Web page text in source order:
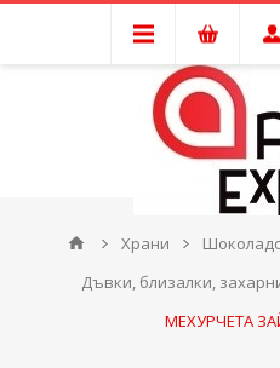
Храни
Дъвки, близалки,
МЕХУРЧЕТА